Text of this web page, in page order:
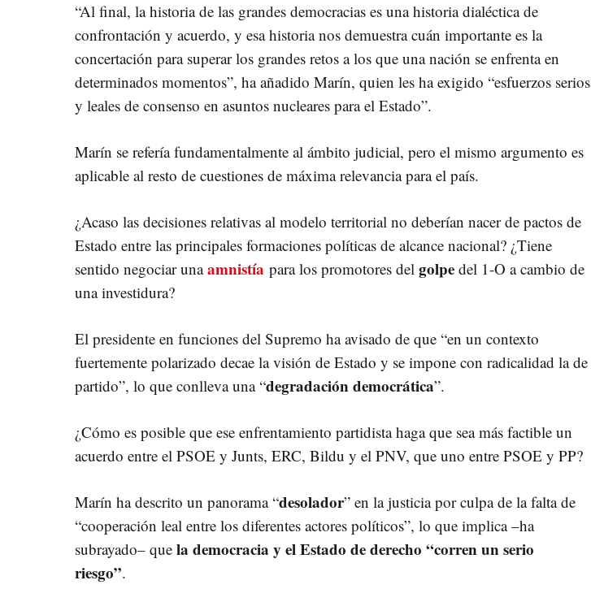
“Al final, la historia de las grandes democracias es una historia dialéctica de
confrontación y acuerdo, y esa historia nos demuestra cuán importante es la
concertación para superar los grandes retos a los que una nación se enfrenta en
determinados momentos”, ha añadido Marín, quien les ha exigido “esfuerzos serios
y leales de consenso en asuntos nucleares para el Estado”.
Marín se refería fundamentalmente al ámbito judicial, pero el mismo argumento es
aplicable al resto de cuestiones de máxima relevancia para el país.
¿Acaso las decisiones relativas al modelo territorial no deberían nacer de pactos de
Estado entre las principales formaciones políticas de alcance nacional? ¿Tiene
sentido negociar unaamnistía para los promotores del golpe del 1-O a cambio de
una investidura?
El presidente en funciones del Supremo ha avisado de que “en un contexto
fuertemente polarizado decae la visión de Estado y se impone con radicalidad la de
partido”, lo que conlleva una “degradación democrática”.
¿Cómo es posible que ese enfrentamiento partidista haga que sea más factible un
acuerdo entre el PSOE y Junts, ERC, Bildu y el PNV, que uno entre PSOE y PP?
Marín ha descrito un panorama “desolador” en la justicia por culpa de la falta de
“cooperación leal entre los diferentes actores políticos”, lo que implica –ha
subrayado– que la democracia y el Estado de derecho “corren un serio
riesgo”.